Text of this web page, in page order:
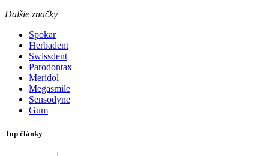
Dalšie značky
Spokar
Herbadent
Swissdent
Parodontax
Meridol
Megasmile
Sensodyne
Gum
Top články